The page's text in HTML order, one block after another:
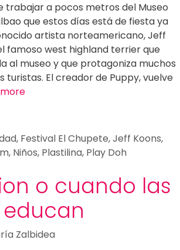
trabajar a pocos metros del Museo
que estos días está de fiesta ya
artista norteamericano, Jeff
famoso west highland terrier que
al museo y que protagoniza muchos
turistas. El creador de Puppy, vuelve
, Festival El Chupete,Jeff Koons,
, Niños, Plastilina, Play Doh
o cuando las
Zalbidea